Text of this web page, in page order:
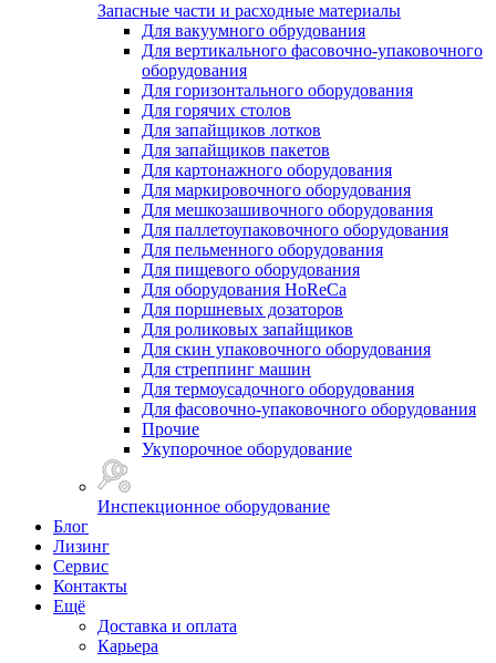
Запасные части и расходные материалы
Для вакуумного обрудования
Для вертикального фасовочно-упаковочного
оборудования
Для горизонтального оборудования
Для горячих столов
Для запайщиков лотков
Для запайщиков пакетов
Для картонажного оборудования
Для маркировочного оборудования
Для мешкозашивочного оборудования
Для паллетоупаковочного оборудования
Для пельменного оборудования
Для пищевого оборудования
Для оборудования HoReCa
Для поршневых дозаторов
Для роликовых запайщиков
Для скин упаковочного оборудования
Для стреппинг машин
Для термоусадочного оборудования
Для фасовочно-упаковочного оборудования
Прочие
Укупорочное оборудование
Инспекционное оборудование
Блог
Лизинг
Сервис
Контакты
Ещё
Доставка и оплата
Карьера